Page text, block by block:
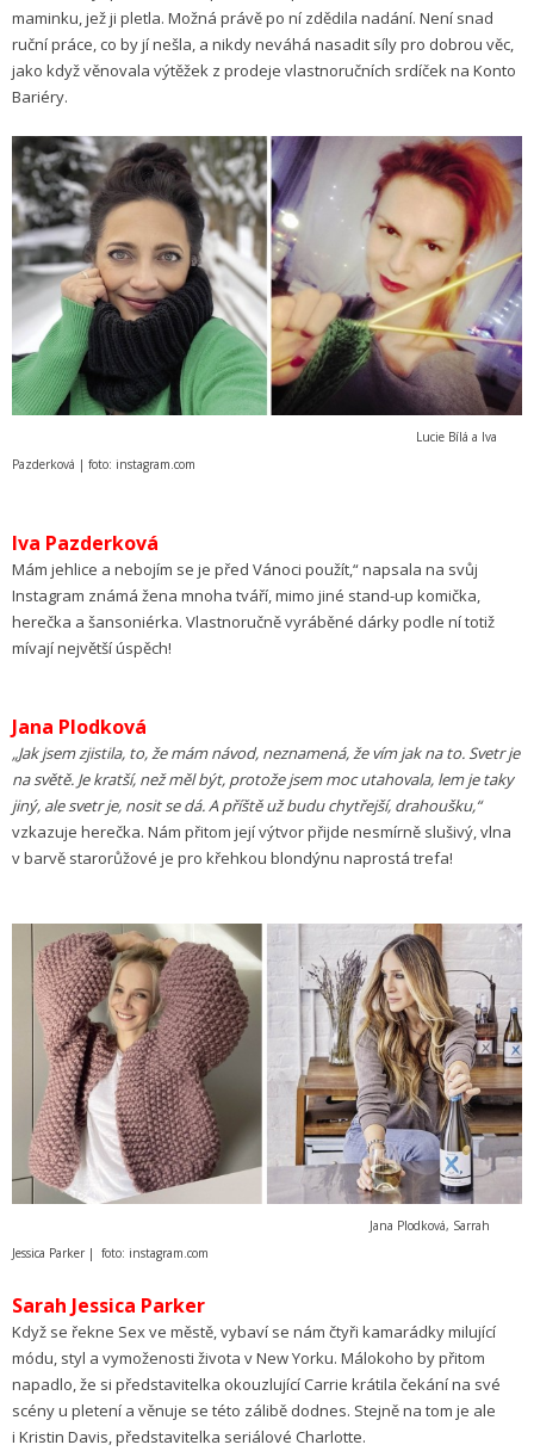
maminku, jež ji pletla. Možná právě po ní zdědila nadání. Není snad
ruční práce, co by jí nešla, a nikdy neváhá nasadit síly pro dobrou věc,
jako když věnovala výtěžek z prodeje vlastnoručních srdíček na Konto
Bariéry.
Lucie Bílá a Iva
Pazderková | foto: instagram.com
Iva Pazderková
Mám jehlice a nebojím se je před Vánoci použít,“ napsala na svůj
Instagram známá žena mnoha tváří, mimo jiné stand-up komička,
herečka a šansoniérka. Vlastnoručně vyráběné dárky podle ní totiž
mívají největší úspěch!
Jana Plodková
„Jak jsem zjistila, to, že mám návod, neznamená, že vím jak na to. Svetr je
na světě. Je kratší, než měl být, protože jsem moc utahovala, lem je taky
jiný, ale svetr je, nosit se dá. A příště už budu chytřejší, drahoušku,“
vzkazuje herečka. Nám přitom její výtvor přijde nesmírně slušivý, vlna
v barvě starorůžové je pro křehkou blondýnu naprostá trefa!
Jana Plodková, Sarrah
Jessica Parker | foto: instagram.com
Sarah Jessica Parker
Když se řekne Sex ve městě, vybaví se nám čtyři kamarádky milující
módu, styl a vymoženosti života v New Yorku. Málokoho by přitom
napadlo, že si představitelka okouzlující Carrie krátila čekání na své
scény u pletení a věnuje se této zálibě dodnes. Stejně na tom je ale
i Kristin Davis, představitelka seriálové Charlotte.